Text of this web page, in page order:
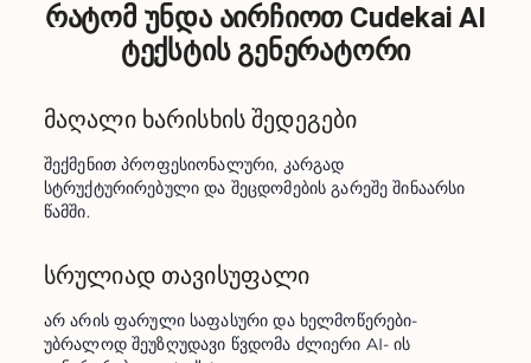
რატომ უნდა აირჩიოთ Cudekai AI
ტექსტის გენერატორი
მაღალი ხარისხის შედეგები
შექმენით პროფესიონალური, კარგად
სტრუქტურირებული და შეცდომების გარეშე შინაარსი
წამში.
სრულიად თავისუფალი
არ არის ფარული საფასური და ხელმოწერები-
უბრალოდ შეუზღუდავი წვდომა ძლიერი AI- ის